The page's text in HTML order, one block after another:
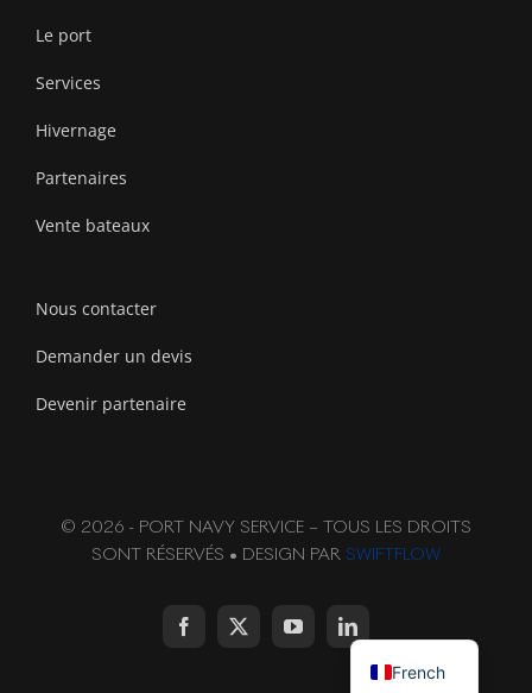
Le port
Services
Hivernage
Partenaires
Vente bateaux
Nous contacter
Demander un devis
Devenir partenaire
© 2026 - PORT NAVY SERVICE – TOUS LES DROITS
SONT RÉSERVÉS • DESIGN PAR SWIFTFLOW
French